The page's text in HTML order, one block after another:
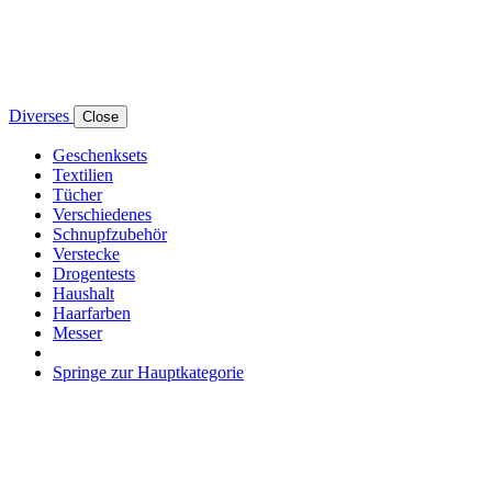
Diverses Close
Geschenksets
Textilien
Tücher
Verschiedenes
Schnupfzubehör
Verstecke
Drogentests
Haushalt
Haarfarben
Messer
Springe zur Hauptkategorie